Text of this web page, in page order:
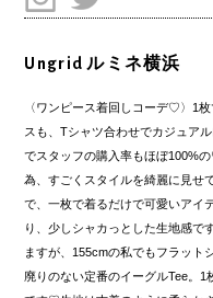
Ungrid ルミネ横浜
〈ワンピース着回しコーデ♡〉1
スも、Tシャツ合わせでカジュア
でスタッフの購入率もほぼ100%
為、すごくスタイルを綺麗に見せ
で、一枚で着るだけで可愛いアイ
り、少しシャカっとした生地感で
ますが、155cmの私でもフラット
廃りのない定番のイーグルTee。